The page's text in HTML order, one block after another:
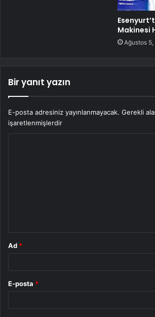
Makinesi
Ağustos
Bir yanıt yazın
E-posta adresiniz yayınlanmayacak. Gerekli
işaretlenmişlerdir
Ad *
E-posta *